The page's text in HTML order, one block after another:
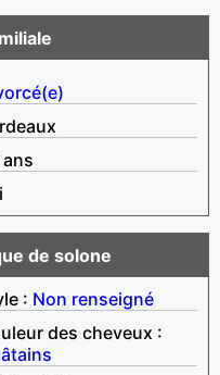
de solone
: Non renseigné
des cheveux :